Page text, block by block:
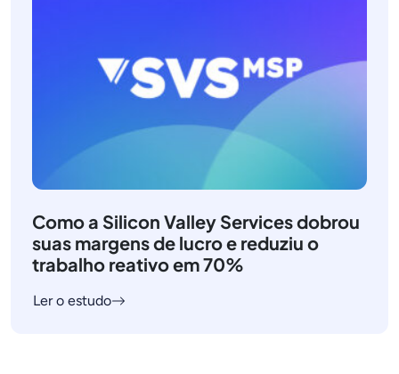
Como a Silicon Valley Services dobrou
suas margens de lucro e reduziu o
trabalho reativo em 70%
Ler o estudo